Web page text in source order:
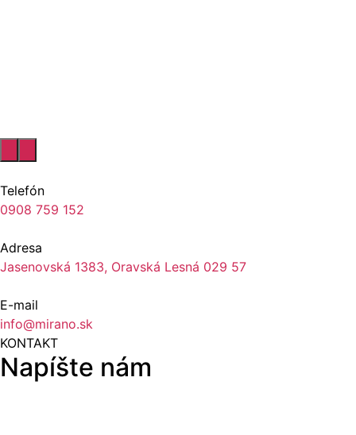
Telefón
0908 759 152
Adresa
Jasenovská 1383, Oravská Lesná 029 57
E-mail
info@mirano.sk
KONTAKT
Napíšte nám